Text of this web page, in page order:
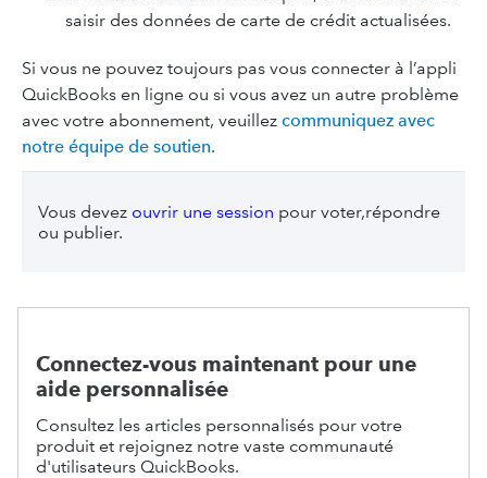
saisir des données de carte de crédit actualisées.
Si vous ne pouvez toujours pas vous connecter à l’appli
QuickBooks en ligne ou si vous avez un autre problème
avec votre abonnement, veuillez communiquez avec
notre équipe de soutien.
Vous devez ouvrir une session pour voter,répondre
ou publier.
Connectez-vous maintenant pour une
aide personnalisée
Consultez les articles personnalisés pour votre
produit et rejoignez notre vaste communauté
d'utilisateurs QuickBooks.